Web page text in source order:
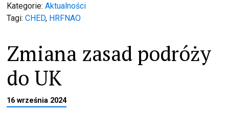
Kategorie:Aktualności
Tagi:CHED, HRFNAO
Zmiana zasad podróży
do UK
16 września 2024